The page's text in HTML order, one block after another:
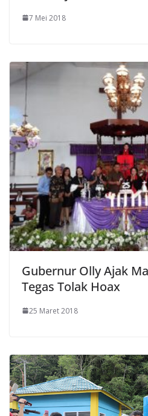
7 Mei 2018
Gubernur Olly Ajak
Tegas Tolak Hoax
25 Maret 2018